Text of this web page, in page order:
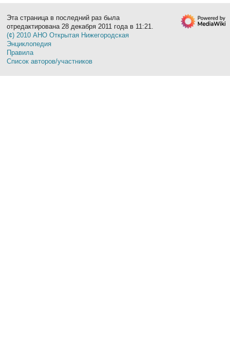
Эта страница в последний раз была
отредактирована 28 декабря 2011 года в 11:21.
(¢) 2010 АНО Открытая Нижегородская
Энциклопедия
Правила
Список авторов/участников